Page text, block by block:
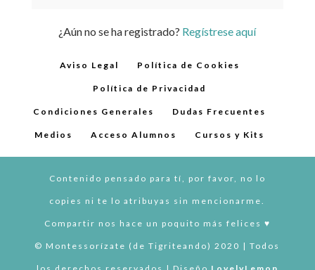
¿Aún no se ha registrado? Regístrese aquí
Aviso Legal Política de Cookies
Política de Privacidad
Condiciones Generales Dudas Frecuentes
Medios Acceso Alumnos Cursos y Kits
Contenido pensado para tí, por favor, no lo
copies ni te lo atribuyas sin mencionarme.
Compartir nos hace un poquito más felices ♥︎
© Montessorízate (de Tigriteando) 2020 | Todos